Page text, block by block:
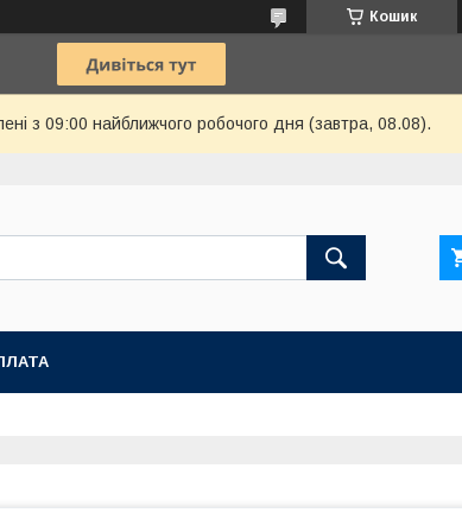
Кошик
з 09:00 найближчого робочого дня (завтра, 08.08).